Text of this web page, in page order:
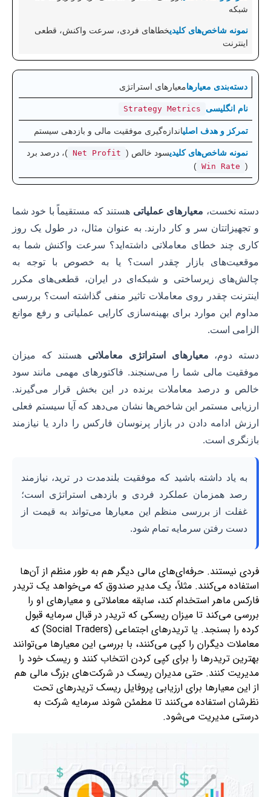
شبکه
خطاهای فردی، سرعت واکنش، قطعی
اینترنت
معیارهای استراتژی
Strategy Metrics
اندازه‌گیری موفقیت مالی و بازدهی سیستم
سود خالص ( Net Profit )، درصد برد
(
Win Rate
)
دسته نخست، معیارهای عملیاتی هستند که مستقیماً با خود شما
و تجهیزاتتان سر و کار دارند. به عنوان مثال، در طول یک روز
کاری چند خطای معاملاتی داشته‌اید؟ سرعت واکنش شما به
موقعیت‌های بازار چقدر است؟ یا به خصوص با توجه به
چالش‌های زیرساختی و شبکه‌ای در ایران، قطعی‌های مکرر
اینترنت چقدر روی معاملات تاثیر منفی گذاشته است؟ بررسی
مداوم این موارد برای بهینه‌سازی کارایی عملیاتی و رفع موانع
الزامی است.
دسته دوم، معیارهای استراتژی معاملاتی هستند که میزان
موفقیت مالی شما را می‌سنجند. فاکتورهای مهمی مانند سود
خالص و درصد معاملات برنده در این بخش قرار می‌گیرند.
ارزیابی مستمر این شاخص‌ها نشان می‌دهد که آیا سیستم فعلی
ارزش ادامه دادن در بازار پرنوسان فارکس را دارد یا نیازمند
بازنگری است.
به یاد داشته باشید که موفقیت بلندمدت در ترید، نیازمند
رصد همزمان عملکرد فردی و بازدهی استراتژی است؛
غفلت از بررسی منظم این معیارها می‌تواند به قیمت از
دست رفتن سرمایه تمام شود.
فردی نیستند. حرفه‌ای‌های مالی دیگر هم به طور منظم از آن‌ها
استفاده می‌کنند. مثلاً، یک مدیر صندوق که می‌خواهد یک تریدر
فارکس ماهر استخدام کند، سابقه معاملاتی و معیارهای او را
بررسی می‌کند تا میزان ریسکی که تریدر در قبال سرمایه قبول
کرده را بسنجد. یا تریدرهای اجتماعی (Social Traders) که
معاملات دیگران را کپی می‌کنند، با بررسی این معیارها می‌توانند
بهترین تریدرها را برای کپی کردن انتخاب کنند و ریسک خود را
مدیریت کنند. حتی مدیران ریسک در شرکت‌های بزرگ مالی هم
از این معیارها برای ارزیابی پروفایل ریسک تریدرهای تحت
نظرشان استفاده می‌کنند تا مطمئن شوند سرمایه شرکت به
درستی مدیریت می‌شود.